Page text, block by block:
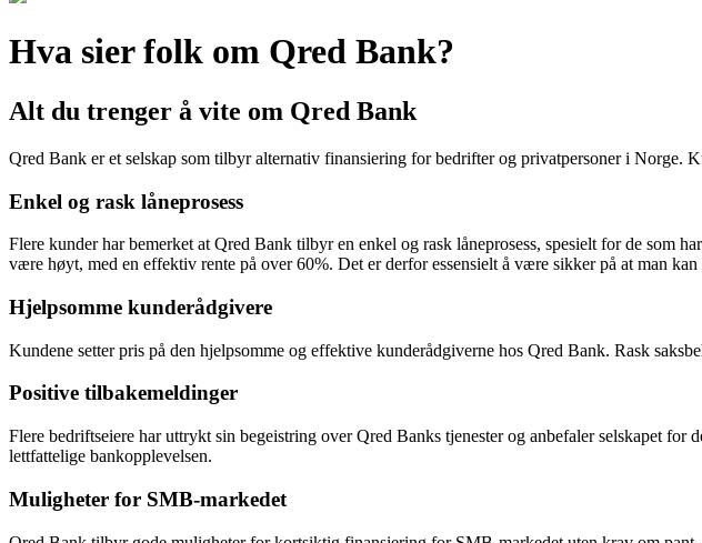
Hva sier folk om Qred Bank?
Alt du trenger å vite om Qred Bank
Qred Bank er et selskap som tilbyr alternativ finansiering for bedrifter og privatpersoner i
Enkel og rask låneprosess
Flere kunder har bemerket at Qred Bank tilbyr en enkel og rask låneprosess, spesielt for de som
være høyt, med en effektiv rente på over 60%. Det er derfor essensielt å være sikker på at man
Hjelpsomme kunderådgivere
Kundene setter pris på den hjelpsomme og effektive kunderådgiverne hos Qred Bank. Rask
Positive tilbakemeldinger
Flere bedriftseiere har uttrykt sin begeistring over Qred Banks tjenester og anbefaler selskapet
lettfattelige bankopplevelsen.
Muligheter for SMB-markedet